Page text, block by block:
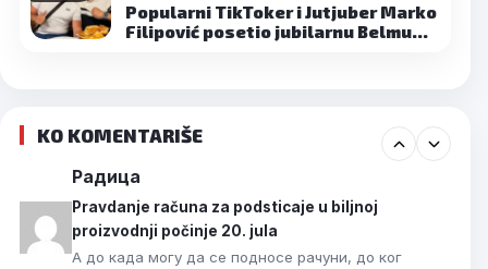
Popularni TikToker i Jutjuber Marko
Filipović posetio jubilarnu Belmu…
KO KOMENTARIŠE
Радица
Pravdanje računa za podsticaje u biljnoj
proizvodnji počinje 20. jula
А до када могу да се подносе рачуни, до ког